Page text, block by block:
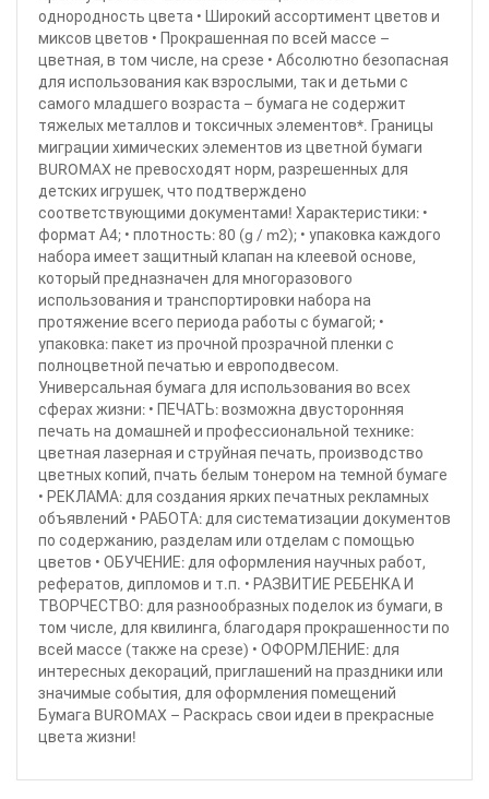
однородность цвета • Широкий ассортимент цветов и
миксов цветов • Прокрашенная по всей массе –
цветная, в том числе, на срезе • Абсолютно безопасная
для использования как взрослыми, так и детьми с
самого младшего возраста – бумага не содержит
тяжелых металлов и токсичных элементов*. Границы
миграции химических элементов из цветной бумаги
BUROMAX не превосходят норм, разрешенных для
детских игрушек, что подтверждено
соответствующими документами! Характеристики: •
формат А4; • плотность: 80 (g / m2); • упаковка каждого
набора имеет защитный клапан на клеевой основе,
который предназначен для многоразового
использования и транспортировки набора на
протяжение всего периода работы с бумагой; •
упаковка: пакет из прочной прозрачной пленки с
полноцветной печатью и европодвесом.
Универсальная бумага для использования во всех
сферах жизни: • ПЕЧАТЬ: возможна двусторонняя
печать на домашней и профессиональной технике:
цветная лазерная и струйная печать, производство
цветных копий, пчать белым тонером на темной бумаге
• РЕКЛАМА: для создания ярких печатных рекламных
объявлений • РАБОТА: для систематизации документов
по содержанию, разделам или отделам с помощью
цветов • ОБУЧЕНИЕ: для оформления научных работ,
рефератов, дипломов и т.п. • РАЗВИТИЕ РЕБЕНКА И
ТВОРЧЕСТВО: для разнообразных поделок из бумаги, в
том числе, для квилинга, благодаря прокрашенности по
всей массе (также на срезе) • ОФОРМЛЕНИЕ: для
интересных декораций, приглашений на праздники или
значимые события, для оформления помещений
Бумага BUROMAX – Раскрась свои идеи в прекрасные
цвета жизни!